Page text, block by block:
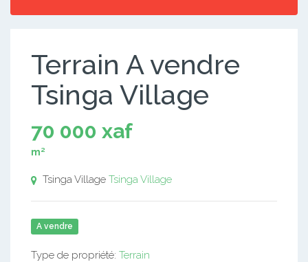
Terrain A vendre
Tsinga Village
70 000 xaf
m²
Tsinga Village Tsinga Village
A vendre
Type de propriété: Terrain